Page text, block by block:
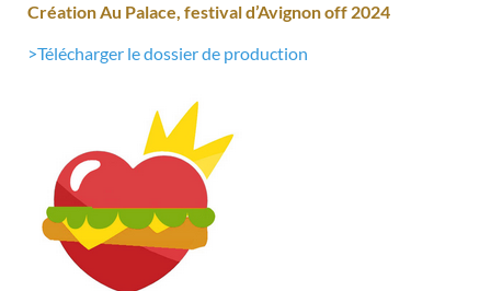
Création Au Palace, festival d’Avignon off 2024
>Télécharger le dossier de production